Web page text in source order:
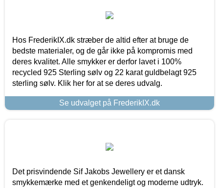
Hos FrederikIX.dk stræber de altid efter at bruge de
bedste materialer, og de går ikke på kompromis med
deres kvalitet. Alle smykker er derfor lavet i 100%
recycled 925 Sterling sølv og 22 karat guldbelagt 925
sterling sølv. Klik her for at se deres udvalg.
Se udvalget på FrederikIX.dk
Det prisvindende Sif Jakobs Jewellery er et dansk
smykkemærke med et genkendeligt og moderne udtryk.